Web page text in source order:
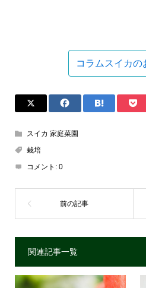
コラムスイカの
スイカ 家庭菜園
栽培
コメント: 0
関連記事一覧